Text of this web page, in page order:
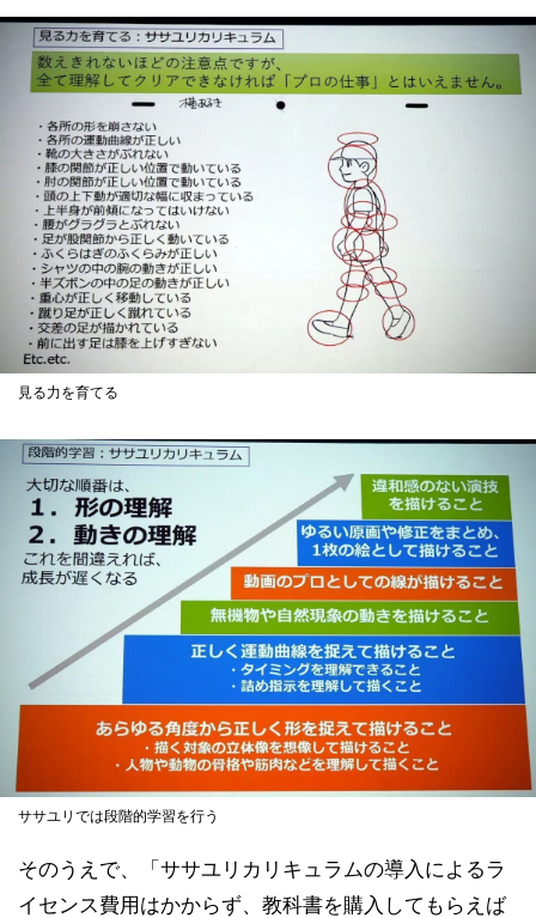
見る力を育てる
ササユリでは段階的学習を行う
そのうえで、「ササユリカリキュラムの導入によるラ
イセンス費用はかからず、教科書を購入してもらえば